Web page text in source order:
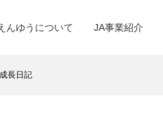
んゆうについて JA事業紹介
長日記